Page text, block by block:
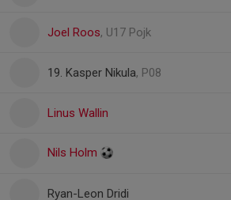
Joel Roos, U17 Pojk
19. Kasper Nikula, P08
Linus Wallin
Nils Holm
Ryan-Leon Dridi